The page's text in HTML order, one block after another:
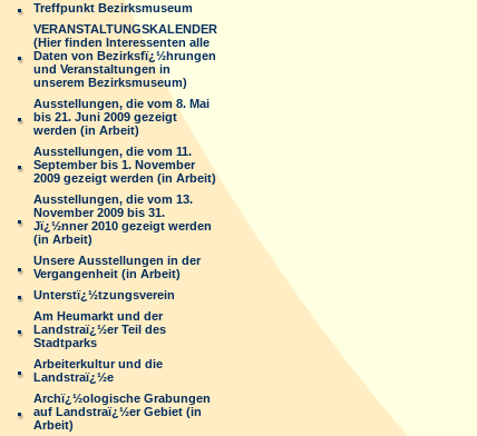
Treffpunkt Bezirksmuseum
VERANSTALTUNGSKALENDER
(Hier finden Interessenten alle
Daten von Bezirksfï¿½hrungen
und Veranstaltungen in
unserem Bezirksmuseum)
Ausstellungen, die vom 8. Mai
bis 21. Juni 2009 gezeigt
werden (in Arbeit)
Ausstellungen, die vom 11.
September bis 1. November
2009 gezeigt werden (in Arbeit)
Ausstellungen, die vom 13.
November 2009 bis 31.
Jï¿½nner 2010 gezeigt werden
(in Arbeit)
Unsere Ausstellungen in der
Vergangenheit (in Arbeit)
Unterstï¿½tzungsverein
Am Heumarkt und der
Landstraï¿½er Teil des
Stadtparks
Arbeiterkultur und die
Landstraï¿½e
Archï¿½ologische Grabungen
auf Landstraï¿½er Gebiet (in
Arbeit)